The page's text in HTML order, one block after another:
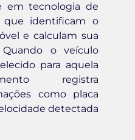
em tecnologia de
que identificam o
e calculam sua
Quando o veículo
para aquela
registra
como placa
detectada